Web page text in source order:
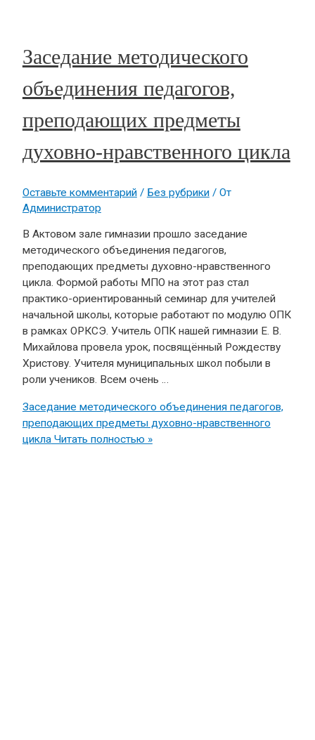
Заседание методического
объединения педагогов,
преподающих предметы
духовно-нравственного цикла
Оставьте комментарий / Без рубрики/ От
Администратор
В Актовом зале гимназии прошло заседание
методического объединения педагогов,
преподающих предметы духовно-нравственного
цикла. Формой работы МПО на этот раз стал
практико-ориентированный семинар для учителей
начальной школы, которые работают по модулю ОПК
в рамках ОРКСЭ. Учитель ОПК нашей гимназии Е. В.
Михайлова провела урок, посвящённый Рождеству
Христову. Учителя муниципальных школ побыли в
роли учеников. Всем очень …
Заседание методического объединения педагогов,
преподающих предметы духовно-нравственного
циклаЧитать полностью »